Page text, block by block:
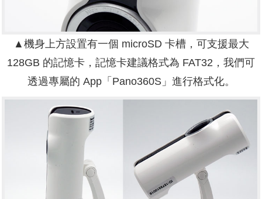
▲機身上方設置有一個 microSD 卡槽，可支援最大
128GB 的記憶卡，記憶卡建議格式為 FAT32，我們可
透過專屬的 App「Pano360S」進行格式化。